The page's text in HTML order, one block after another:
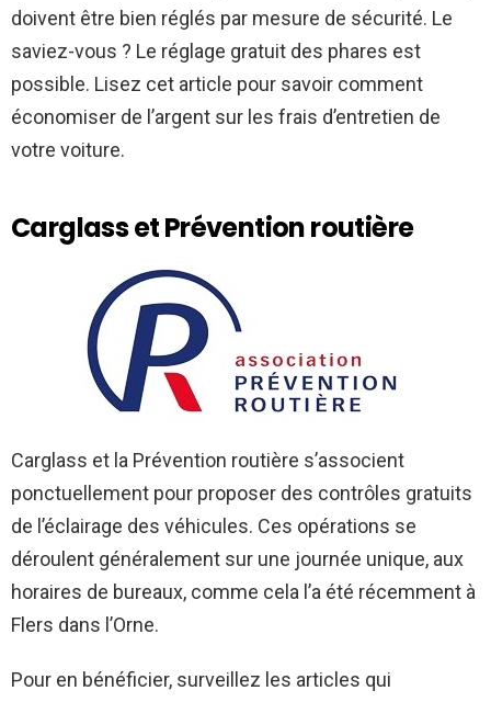
doivent être bien réglés par mesure de sécurité. Le
saviez-vous ? Le réglage gratuit des phares est
possible. Lisez cet article pour savoir comment
économiser de l’argent sur les frais d’entretien de
votre voiture.
Carglass et Prévention routière
Carglass et la Prévention routière s’associent
ponctuellement pour proposer des contrôles gratuits
de l’éclairage des véhicules. Ces opérations se
déroulent généralement sur une journée unique, aux
horaires de bureaux, comme cela l’a été récemment à
Flers dans l’Orne.
Pour en bénéficier, surveillez les articles qui